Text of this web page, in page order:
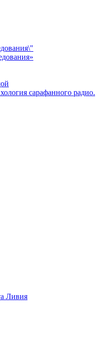
сарафанного радио.
Ливия